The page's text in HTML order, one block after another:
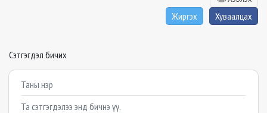
Жиргэх
Хуваалцах
Сэтгэгдэл бичих
Example textarea